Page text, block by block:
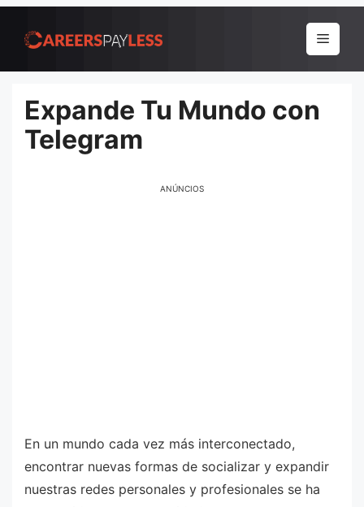
para
conteúdo
Menu
Expande Tu Mundo con
Telegram
ANÚNCIOS
En un mundo cada vez más interconectado,
encontrar nuevas formas de socializar y expandir
nuestras redes personales y profesionales se ha